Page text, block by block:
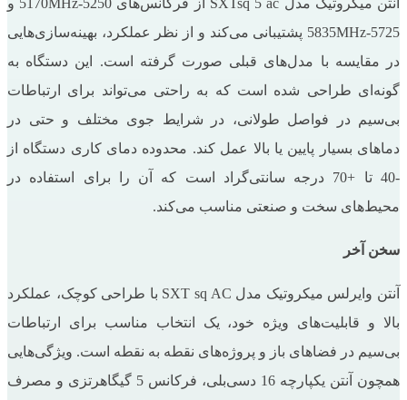
5725-5835MHz پشتیبانی می‌کند و از نظر عملکرد، بهینه‌سازی‌هایی
در مقایسه با مدل‌های قبلی صورت گرفته است. این دستگاه به
گونه‌ای طراحی شده است که به راحتی می‌تواند برای ارتباطات
بی‌سیم در فواصل طولانی، در شرایط جوی مختلف و حتی در
دماهای بسیار پایین یا بالا عمل کند. محدوده دمای کاری دستگاه از
-40 تا +70 درجه سانتی‌گراد است که آن را برای استفاده در
محیط‌های سخت و صنعتی مناسب می‌کند.
سخن آخر
آنتن وایرلس میکروتیک مدل SXT sq AC با طراحی کوچک، عملکرد
بالا و قابلیت‌های ویژه خود، یک انتخاب مناسب برای ارتباطات
بی‌سیم در فضاهای باز و پروژه‌های نقطه به نقطه است. ویژگی‌هایی
همچون آنتن یکپارچه 16 دسی‌بلی، فرکانس 5 گیگاهرتزی و مصرف